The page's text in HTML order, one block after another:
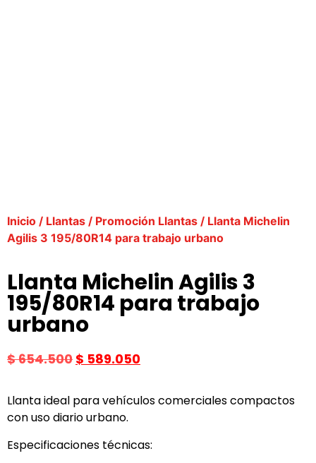
Inicio / Llantas / Promoción Llantas / Llanta Michelin
Agilis 3 195/80R14 para trabajo urbano
Llanta Michelin Agilis 3
195/80R14 para trabajo
urbano
$654.500 $ 589.050
Llanta ideal para vehículos comerciales compactos
con uso diario urbano.
Especificaciones técnicas: